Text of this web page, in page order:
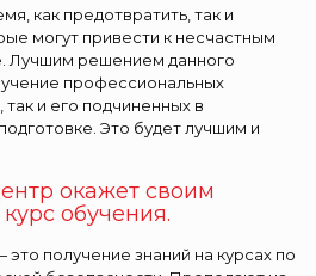
как предотвратить, так и
могут привести к несчастным
Лучшим решением данного
профессиональных
так и его подчиненных в
Это будет лучшим и
окажет своим
обучения.
получение знаний на курсах по